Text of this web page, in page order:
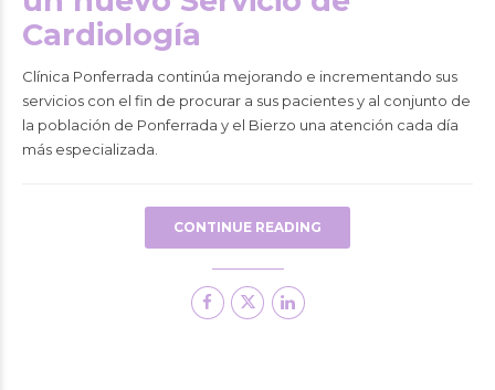
Cardiología
Clínica Ponferrada continúa mejorando e incrementando sus
servicios con el fin de procurar a sus pacientes y al conjunto de
la población de Ponferrada y el Bierzo una atención cada día
más especializada.
CONTINUE READING